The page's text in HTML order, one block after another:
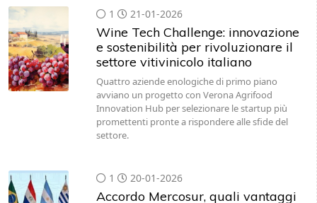
1 21-01-2026
Wine Tech Challenge: innovazione
e sostenibilità per rivoluzionare il
settore vitivinicolo italiano
Quattro aziende enologiche di primo piano
avviano un progetto con Verona Agrifood
Innovation Hub per selezionare le startup più
promettenti pronte a rispondere alle sfide del
settore.
1 20-01-2026
Accordo Mercosur, quali vantaggi